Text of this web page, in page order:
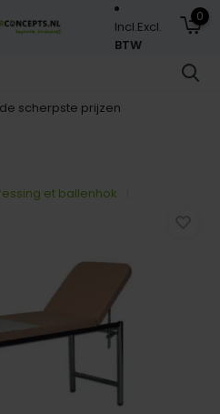
Incl.Excl.
BTW
0
scherpste prijzen
et ballenhok